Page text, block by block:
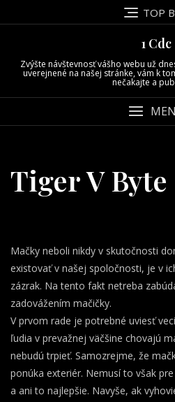
to
TOP
1 Cdc
Zvýšte návštevnosť vášho webu už
uverejnené na našej stránke, vám k
nečakajte a
Tiger V Byte
Mačky neboli nikdy v skutočnosti
existovať v našej spoločnosti, je v
zázrak. Na tento fakt netreba
zadovážením mačičky.
V prvom rade je potrebné uviesť
ľudia v prevažnej väčšine chovajú
nebudú trpieť. Samozrejme, že
ponúka exteriér. Nemusí to však
a ani to najlepšie. Navyše, ak